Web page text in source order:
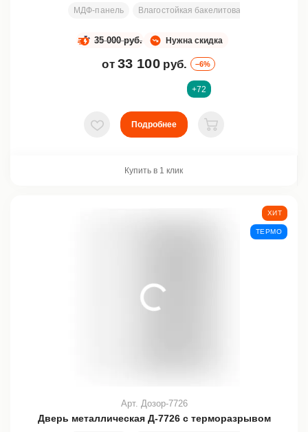
МДФ-панель Влагостойкая бакелитовая фанера +
Нужна скидка
35 000 руб.
от 33 100 руб. –6%
+72
В избранное
Подробнее
В корзину
Купить в 1 клик
Дверь металлическая Д-7726 с терморазрывом
Арт. Дозор-7726
ХИТ
ТЕРМО